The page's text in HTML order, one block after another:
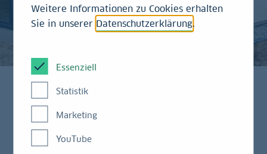
Dabei stehen die Technologien für die Wärmewende
längst bereit. Eine Schlüsselrolle spielen
strombetriebene Wärmepumpen. Mit einer
Weitere Informationen zu Cookies erhalten
Sie in unserer Datenschutzerklärung.
Essenziell
Statistik
Marketing
YouTube